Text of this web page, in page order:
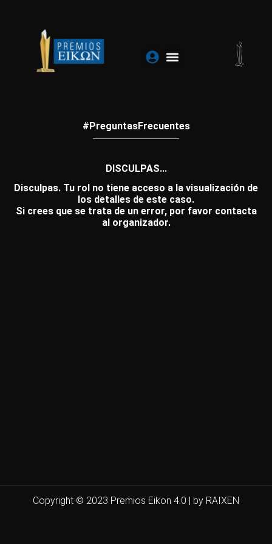
contenido
#PreguntasFrecuentes
DISCULPAS...
Disculpas. Tu rol no tiene acceso a la visualización de
los detalles de este caso.
Si crees que se trata de un error, por favor contacta
al organizador.
Copyright © 2023 Premios Eikon 4.0 | by RAIXEN